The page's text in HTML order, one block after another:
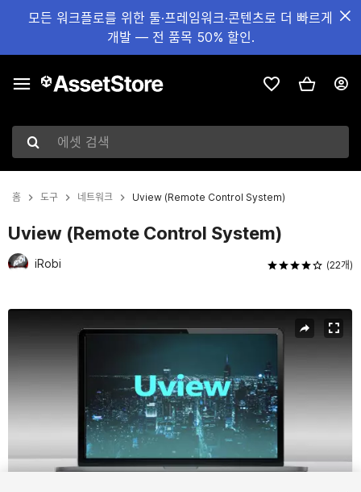
모든 워크플로를 위한 툴·프레임워크·콘텐츠로 더 빠르게
개발 — 전 품목 50% 할인.
에셋 검색
홈 도구 네트워크 Uview (Remote Control System)
Uview (Remote Control System)
iRobi (22개)